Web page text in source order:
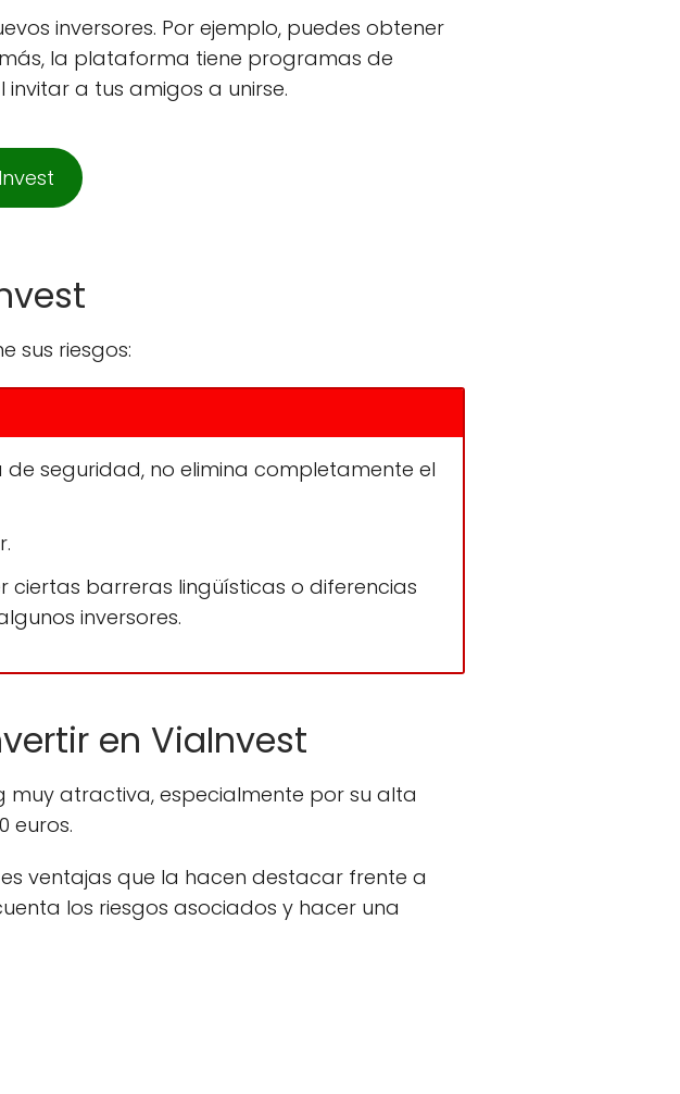
inversores. Por ejemplo, puedes obtener
la plataforma tiene programas de
a tus amigos a unirse.
sus riesgos:
seguridad, no elimina completamente el
barreras lingüísticas o diferencias
inversores.
en ViaInvest
muy atractiva, especialmente por su alta
euros.
ventajas que la hacen destacar frente a
los riesgos asociados y hacer una